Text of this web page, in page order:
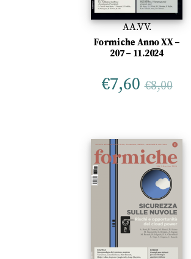
AA.VV.
Formiche Anno XX –
207 – 11.2024
€7,60 €8,00